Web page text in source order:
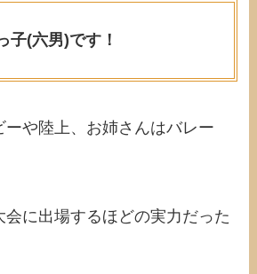
子(六男)です！
ーや陸上、お姉さんはバレー
に出場するほどの実力だった